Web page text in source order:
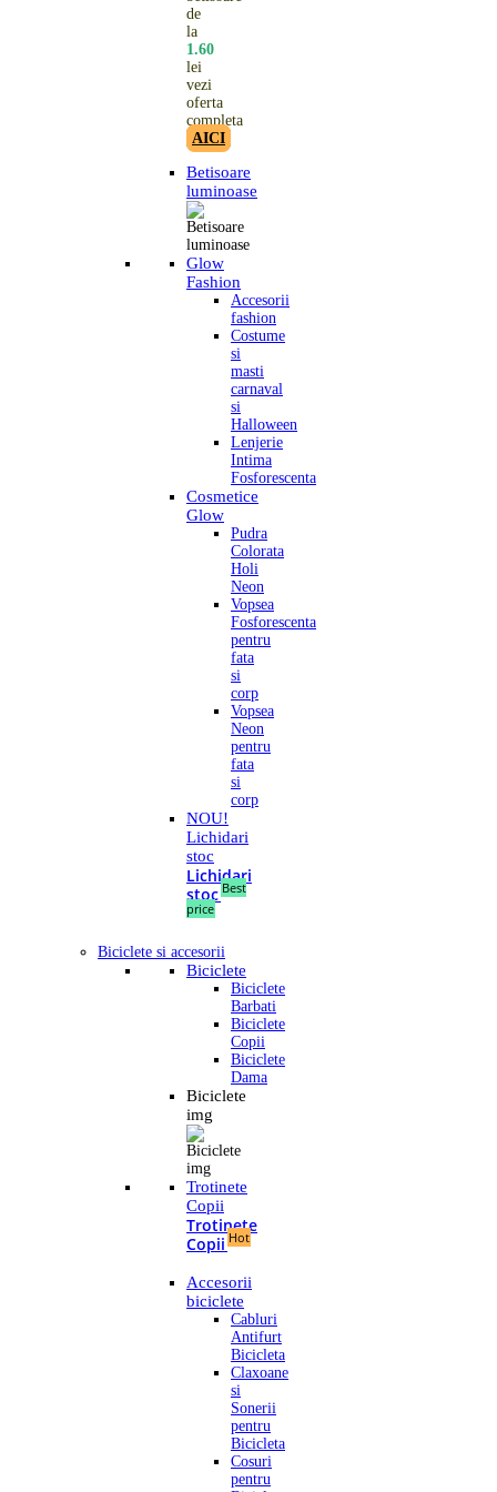
de
la
1.60
lei
vezi
oferta
completa
AICI
Betisoare
luminoase
Glow
Fashion
Accesorii
fashion
Costume
si
masti
carnaval
si
Halloween
Lenjerie
Intima
Fosforescenta
Cosmetice
Glow
Pudra
Colorata
Holi
Neon
Vopsea
Fosforescenta
pentru
fata
si
corp
Vopsea
Neon
pentru
fata
si
corp
NOU!
Lichidari
stoc
Lichidari
stoc Best
price
Biciclete si accesorii
Biciclete
Biciclete
Barbati
Biciclete
Copii
Biciclete
Dama
Biciclete
img
Trotinete
Copii
Trotinete
Copii Hot
Accesorii
biciclete
Cabluri
Antifurt
Bicicleta
Claxoane
si
Sonerii
pentru
Bicicleta
Cosuri
pentru